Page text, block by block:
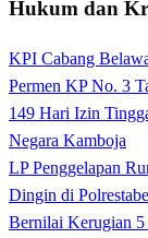
Hukum dan
KPI Cabang
Permen KP No. 3
149 Hari Izin
Negara Kamboja
LP Penggelapan
Dingin di
Bernilai Kerugian